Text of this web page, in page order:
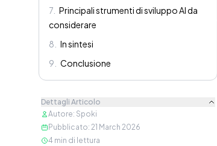
7 Principali strumenti di sviluppo AI da
considerare
8
In sintesi
9
Conclusione
Dettagli Articolo
Autore: Spoki
Pubblicato: 21 March 2026
4 min di lettura